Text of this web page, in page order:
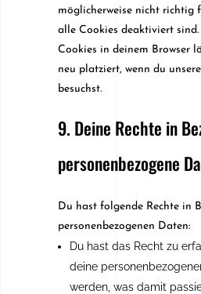
möglicherweise nicht richtig
alle Cookies deaktiviert
Cookies in deinem Browser
neu platziert, wenn du
besuchst.
9. Deine Rechte in
personenbezogene
Du hast folgende Rechte in
personenbezogenen Daten:
Du hast das Recht zu
deine
werden, was damit